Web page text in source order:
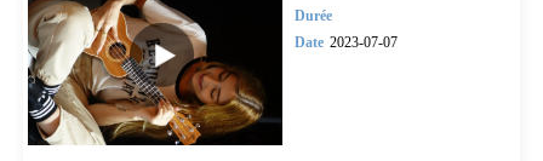
Durée
Date 2023-07-07